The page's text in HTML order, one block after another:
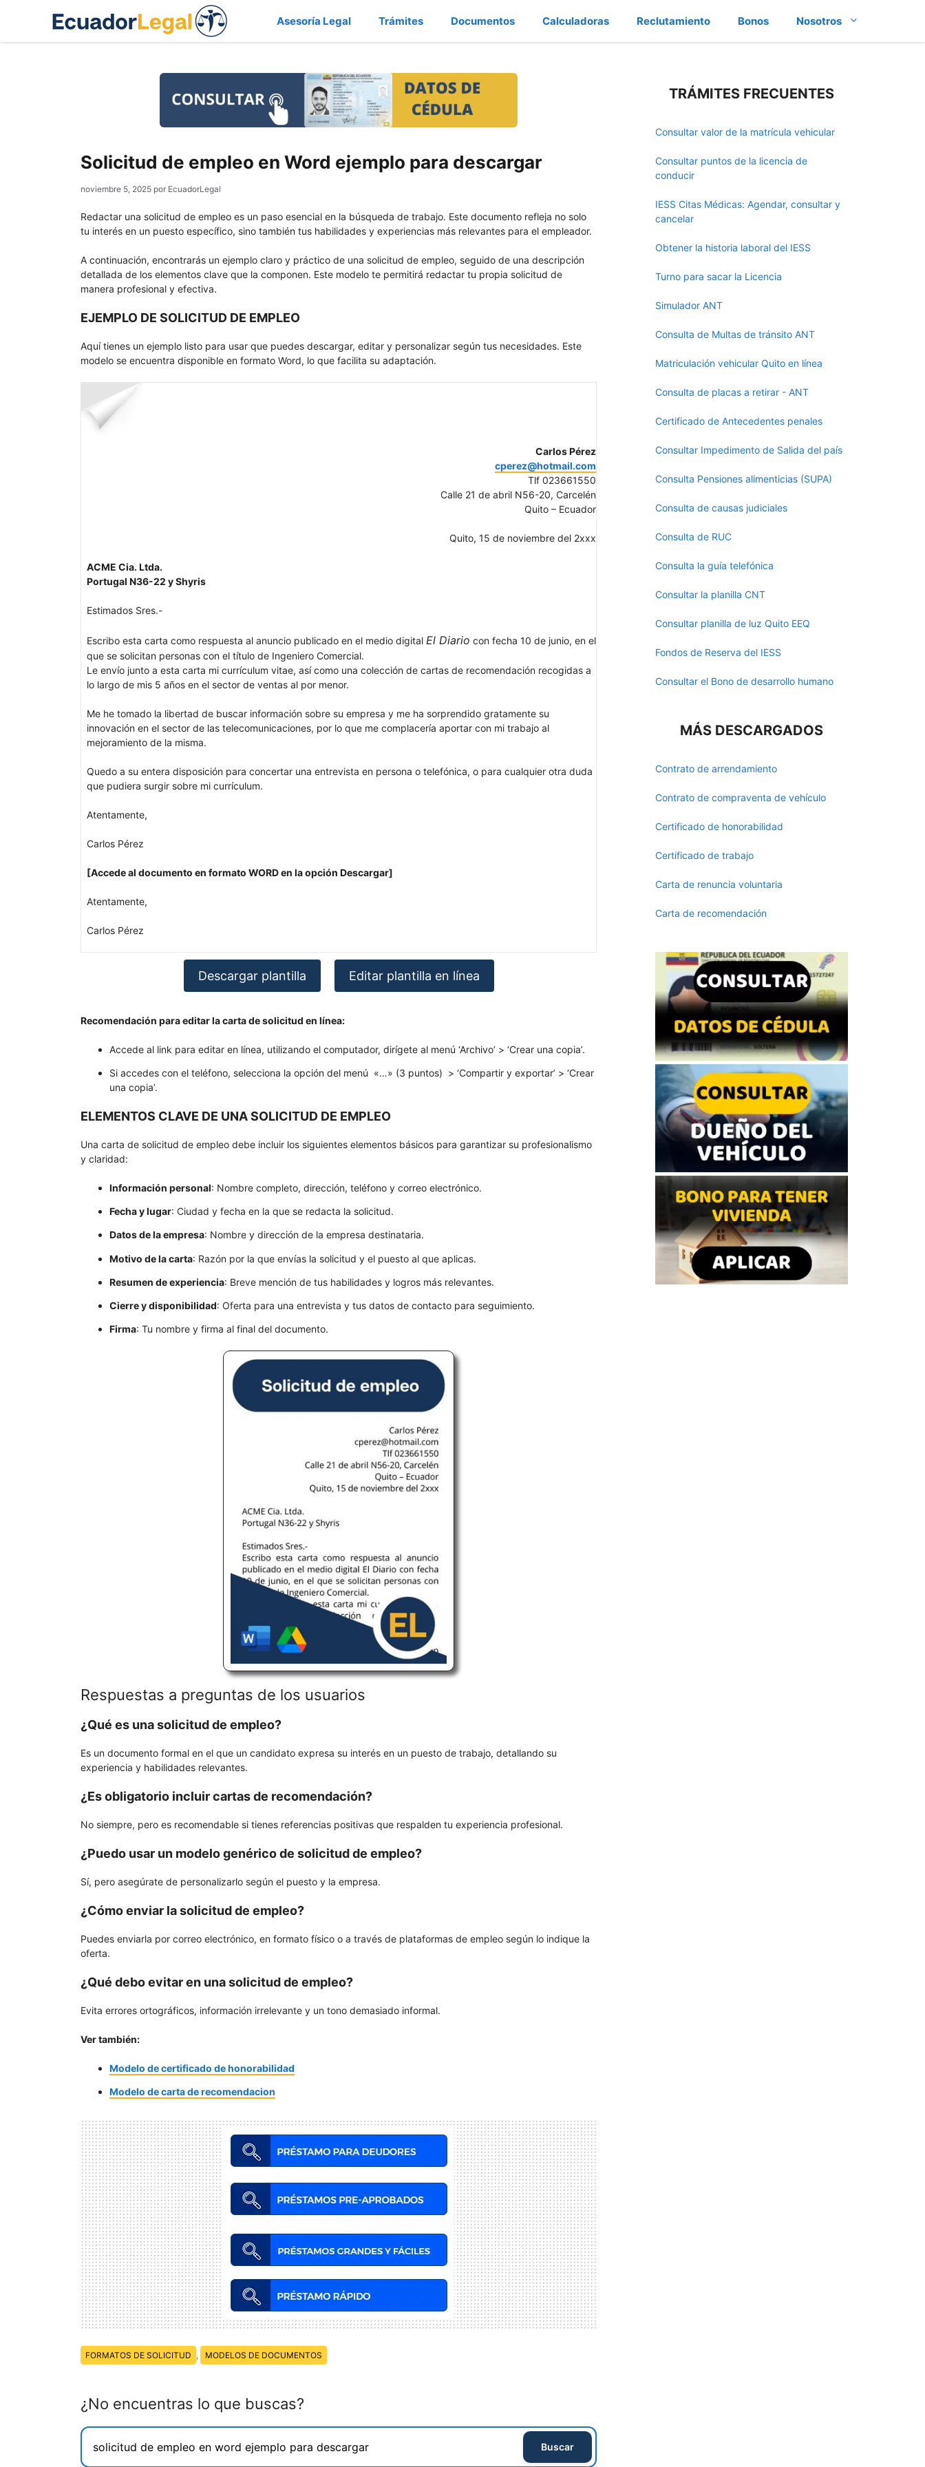
Asesoría Legal Trámites Documentos Calculadoras Reclutamiento Bonos Nosotros
Solicitud de empleo en Word ejemplo para descargar
noviembre 5, 2025 por EcuadorLegal
Redactar una solicitud de empleo es un paso esencial en la búsqueda de trabajo. Este documento refleja no solo
tu interés en un puesto específico, sino también tus habilidades y experiencias más relevantes para el empleador.
A continuación, encontrarás un ejemplo claro y práctico de una solicitud de empleo, seguido de una descripción
detallada de los elementos clave que la componen. Este modelo te permitirá redactar tu propia solicitud de
manera profesional y efectiva.
EJEMPLO DE SOLICITUD DE EMPLEO
Aquí tienes un ejemplo listo para usar que puedes descargar, editar y personalizar según tus necesidades. Este
modelo se encuentra disponible en formato Word, lo que facilita su adaptación.
Carlos Pérez
cperez@hotmail.com
Tlf 023661550
Calle 21 de abril N56-20, Carcelén
Quito – Ecuador
Quito, 15 de noviembre del 2xxx
ACME Cia. Ltda.
Portugal N36-22 y Shyris
Estimados Sres.-
Escribo esta carta como respuesta al anuncio publicado en el medio digital El Diario con fecha 10 de junio, en el
que se solicitan personas con el título de Ingeniero Comercial.
Le envío junto a esta carta mi currículum vitae, así como una colección de cartas de recomendación recogidas a
lo largo de mis 5 años en el sector de ventas al por menor.
Me he tomado la libertad de buscar información sobre su empresa y me ha sorprendido gratamente su
innovación en el sector de las telecomunicaciones, por lo que me complacería aportar con mi trabajo al
mejoramiento de la misma.
Quedo a su entera disposición para concertar una entrevista en persona o telefónica, o para cualquier otra duda
que pudiera surgir sobre mi currículum.
Atentamente,
Carlos Pérez
[Accede al documento en formato WORD en la opción Descargar]
Atentamente,
Carlos Pérez
Descargar plantilla Editar plantilla en línea
Recomendación para editar la carta de solicitud en línea:
Accede al link para editar en línea, utilizando el computador, dirígete al menú ‘Archivo’ > ‘Crear una copia’.
Si accedes con el teléfono, selecciona la opción del menú «…» (3 puntos) > ‘Compartir y exportar’ > ‘Crear
una copia’.
ELEMENTOS CLAVE DE UNA SOLICITUD DE EMPLEO
Una carta de solicitud de empleo debe incluir los siguientes elementos básicos para garantizar su profesionalismo
y claridad:
Información personal: Nombre completo, dirección, teléfono y correo electrónico.
Fecha y lugar: Ciudad y fecha en la que se redacta la solicitud.
Datos de la empresa: Nombre y dirección de la empresa destinataria.
Motivo de la carta: Razón por la que envías la solicitud y el puesto al que aplicas.
Resumen de experiencia: Breve mención de tus habilidades y logros más relevantes.
Cierre y disponibilidad: Oferta para una entrevista y tus datos de contacto para seguimiento.
Firma: Tu nombre y firma al final del documento.
Respuestas a preguntas de los usuarios
¿Qué es una solicitud de empleo?
Es un documento formal en el que un candidato expresa su interés en un puesto de trabajo, detallando su
experiencia y habilidades relevantes.
¿Es obligatorio incluir cartas de recomendación?
No siempre, pero es recomendable si tienes referencias positivas que respalden tu experiencia profesional.
¿Puedo usar un modelo genérico de solicitud de empleo?
Sí, pero asegúrate de personalizarlo según el puesto y la empresa.
¿Cómo enviar la solicitud de empleo?
Puedes enviarla por correo electrónico, en formato físico o a través de plataformas de empleo según lo indique la
oferta.
¿Qué debo evitar en una solicitud de empleo?
Evita errores ortográficos, información irrelevante y un tono demasiado informal.
Ver también:
Modelo de certificado de honorabilidad
Modelo de carta de recomendacion
Temas:
FORMATOS DE SOLICITUD MODELOS DE DOCUMENTOS
¿No encuentras lo que buscas?
Buscar
TRÁMITES FRECUENTES
Consultar valor de la matrícula vehicular
Consultar puntos de la licencia de
conducir
IESS Citas Médicas: Agendar, consultar y
cancelar
Obtener la historia laboral del IESS
Turno para sacar la Licencia
Simulador ANT
Consulta de Multas de tránsito ANT
Matriculación vehicular Quito en línea
Consulta de placas a retirar - ANT
Certificado de Antecedentes penales
Consultar Impedimento de Salida del país
Consulta Pensiones alimenticias (SUPA)
Consulta de causas judiciales
Consulta de RUC
Consulta la guía telefónica
Consultar la planilla CNT
Consultar planilla de luz Quito EEQ
Fondos de Reserva del IESS
Consultar el Bono de desarrollo humano
MÁS DESCARGADOS
Contrato de arrendamiento
Contrato de compraventa de vehículo
Certificado de honorabilidad
Certificado de trabajo
Carta de renuncia voluntaria
Carta de recomendación